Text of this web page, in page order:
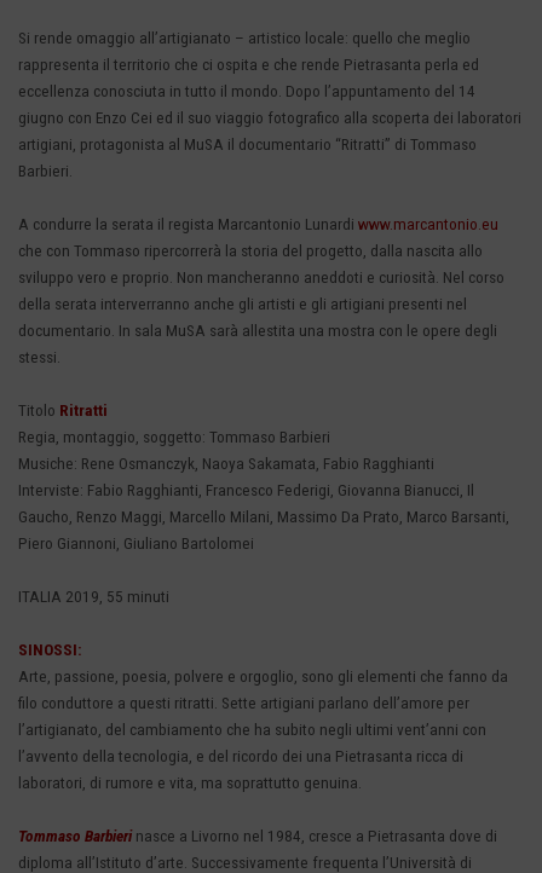
Si rende omaggio all’artigianato – artistico locale: quello che meglio
rappresenta il territorio che ci ospita e che rende Pietrasanta perla ed
eccellenza conosciuta in tutto il mondo. Dopo l’appuntamento del 14
giugno con Enzo Cei ed il suo viaggio fotografico alla scoperta dei laboratori
artigiani, protagonista al MuSA il documentario “Ritratti” di Tommaso
Barbieri
A condurre la serata il regista Marcantonio Lunardi www.marcantonio.eu
che con Tommaso ripercorrerà la storia del progetto, dalla nascita allo
sviluppo vero e proprio. Non mancheranno aneddoti e curiosità. Nel corso
della serata interverranno anche gli artisti e gli artigiani presenti nel
documentario. In sala MuSA sarà allestita una mostra con le opere degli
stessi.
Titolo Ritratti
Regia, montaggio, soggetto: Tommaso Barbieri
Musiche: Rene Osmanczyk, Naoya Sakamata, Fabio Ragghianti
Interviste: Fabio Ragghianti, Francesco Federigi, Giovanna Bianucci, Il
Gaucho, Renzo Maggi, Marcello Milani, Massimo Da Prato, Marco Barsanti,
Piero Giannoni, Giuliano Bartolomei
ITALIA 2019, 55 minuti
SINOSSI:
Arte, passione, poesia, polvere e orgoglio, sono gli elementi che fanno da
filo conduttore a questi ritratti. Sette artigiani parlano dell’amore per
l’artigianato, del cambiamento che ha subito negli ultimi vent’anni con
l’avvento della tecnologia, e del ricordo dei una Pietrasanta ricca di
laboratori, di rumore e vita, ma soprattutto genuina.
Tommaso Barbierinasce a Livorno nel 1984, cresce a Pietrasanta dove di
diploma all’Istituto d’arte. Successivamente frequenta l’Università di